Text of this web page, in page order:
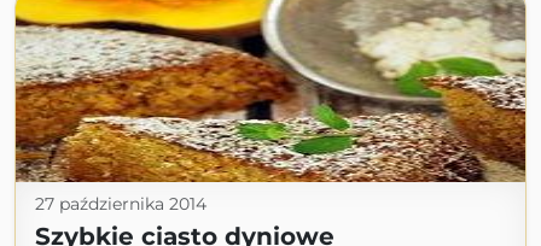
27 października 2014
Szybkie ciasto dyniowe